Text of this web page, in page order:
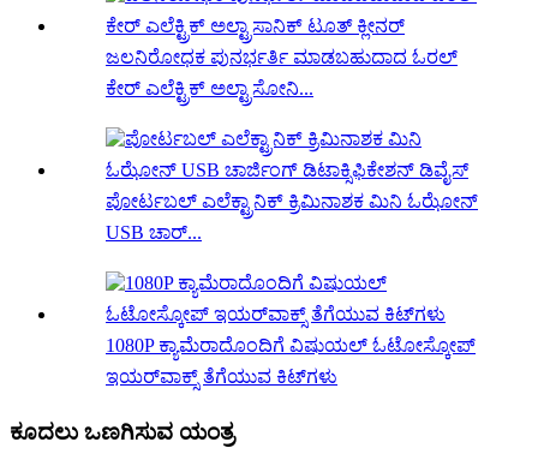
ಜಲನಿರೋಧಕ ಪುನರ್ಭರ್ತಿ ಮಾಡಬಹುದಾದ ಓರಲ್
ಕೇರ್ ಎಲೆಕ್ಟ್ರಿಕ್ ಅಲ್ಟ್ರಾಸೋನಿ...
ಪೋರ್ಟಬಲ್ ಎಲೆಕ್ಟ್ರಾನಿಕ್ ಕ್ರಿಮಿನಾಶಕ ಮಿನಿ ಓಝೋನ್
USB ಚಾರ್...
1080P ಕ್ಯಾಮೆರಾದೊಂದಿಗೆ ವಿಷುಯಲ್ ಓಟೋಸ್ಕೋಪ್
ಇಯರ್‌ವಾಕ್ಸ್ ತೆಗೆಯುವ ಕಿಟ್‌ಗಳು
ಕೂದಲು ಒಣಗಿಸುವ ಯಂತ್ರ